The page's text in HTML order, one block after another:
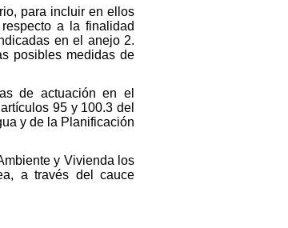
para incluir en ellos
a la finalidad
en el anejo 2.
posibles medidas de
de actuación en el
95 y 100.3 del
y de la Planificación
y Vivienda los
a través del cauce